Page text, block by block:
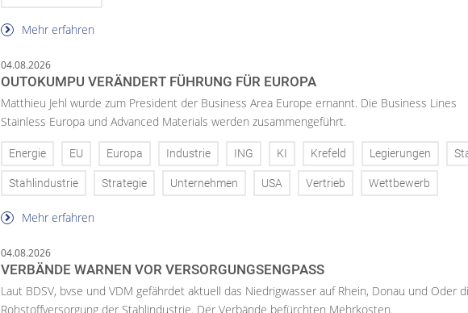
Mehr erfahren
04.08.2026
OUTOKUMPU VERÄNDERT FÜHRUNG FÜR EUROPA
Matthieu Jehl wurde zum President der Business Area Europe ernannt. Die Business Lines
Stainless Europa und Advanced Materials werden zusammengeführt.
Energie EU Europa Industrie ING KI Krefeld Legierungen
Stahlindustrie Strategie Unternehmen USA Vertrieb Wettbewerb
Mehr erfahren
04.08.2026
VERBÄNDE WARNEN VOR VERSORGUNGSENGPASS
Laut BDSV, bvse und VDM gefährdet aktuell das Niedrigwasser auf Rhein, Donau und Oder
Rohstoffversorgung der Stahlindustrie. Der Verbände befürchten Mehrkosten.